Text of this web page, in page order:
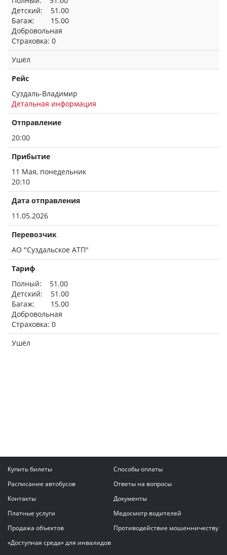
Детский: 51.00
Багаж: 15.00
Добровольная
Страховка: 0
Ушёл
Рейс
Суздаль-Владимир
Детальная информация
Отправление
20:00
Прибытие
11 Мая, понедельник
20:10
Дата отправления
11.05.2026
Перевозчик
АО "Суздальское АТП"
Тариф
Полный: 51.00
Детский: 51.00
Багаж: 15.00
Добровольная
Страховка: 0
Ушёл
Купить билеты
Способы оплаты
Расписание автобусов
Ответы на вопросы
Контакты
Документы
Платные услуги
Медосмотр водителей
Продажа объектов
Противодействие мошенничеству
«Доступная среда» для инвалидов